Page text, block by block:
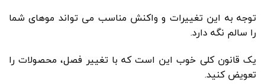
توجه به این تغییرات و واکنش مناسب می تواند موهای شما
را سالم نگه دارد.
یک قانون کلی خوب این است که با تغییر فصل، محصولات را
تعویض کنید.